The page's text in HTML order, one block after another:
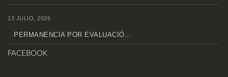
13 JULIO, 2026
PERMANENCIA POR EVALUACIÓ...
FACEBOOK